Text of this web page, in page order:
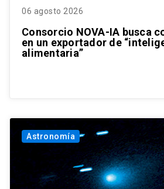
06 agosto 2026
Consorcio NOVA-IA busca
en un exportador de
alimentaria”
Astronomía